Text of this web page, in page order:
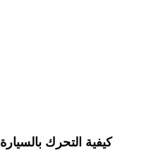
كيفية التحرك